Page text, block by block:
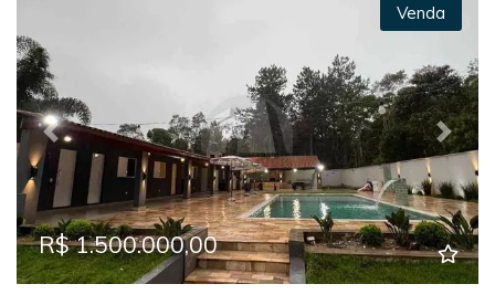
Previous Next
Venda
R$ 1.500.000,00